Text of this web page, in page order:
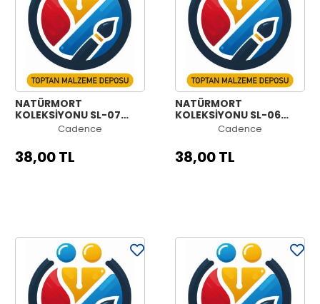
NATÜRMORT
KOLEKSİYONU SL-07
30X42CMCadence
38,00 TL
NATÜRMORT
KOLEKSİYONU SL-06
30X42CMCadence
38,00 TL